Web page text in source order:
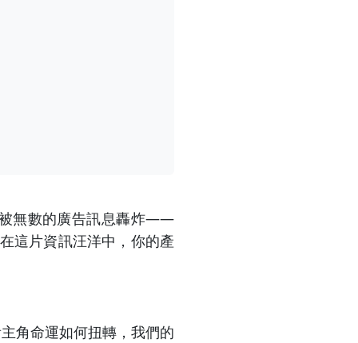
被無數的廣告訊息轟炸——
這片資訊汪洋中，你的產
角命運如何扭轉，我們的